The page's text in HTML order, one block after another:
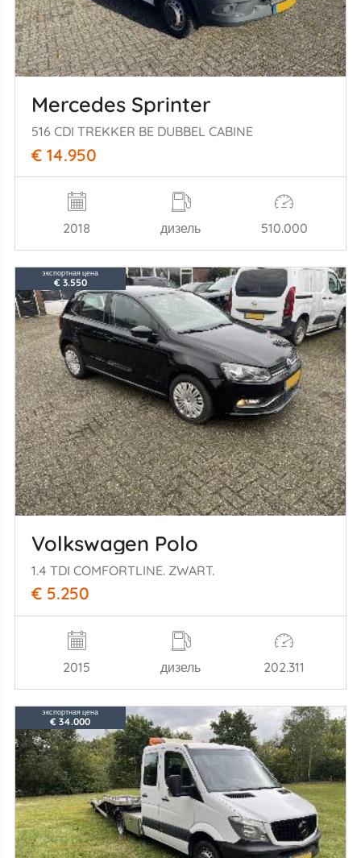
Mercedes Sprinter
516 CDI TREKKER BE DUBBEL CABINE
€ 14.950
2018 дизель 510.000
экспортная цена
€ 3.550
Volkswagen Polo
1.4 TDI COMFORTLINE. ZWART.
€ 5.250
2015 дизель 202.311
экспортная цена
€ 34.000